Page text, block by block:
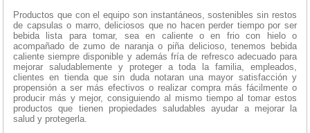
Productos que con el equipo son instantáneos, sostenibles sin restos
de capsulas o marro, deliciosos que no hacen perder tiempo por ser
bebida lista para tomar, sea en caliente o en frio con hielo o
acompañado de zumo de naranja o piña delicioso, tenemos bebida
caliente siempre disponible y además fría de refresco adecuado para
mejorar saludablemente y proteger a toda la familia, empleados,
clientes en tienda que sin duda notaran una mayor satisfacción y
propensión a ser más efectivos o realizar compra más fácilmente o
producir más y mejor, consiguiendo al mismo tiempo al tomar estos
productos que tienen propiedades saludables ayudar a mejorar la
salud y protegerla.